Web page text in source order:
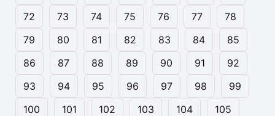
72
73 74 75 76 77
78
79
80 81 82 83 84
85
86
87 88 89 90 91
92
93
94 95 96 97 98
99
100
101 102 103 104
105